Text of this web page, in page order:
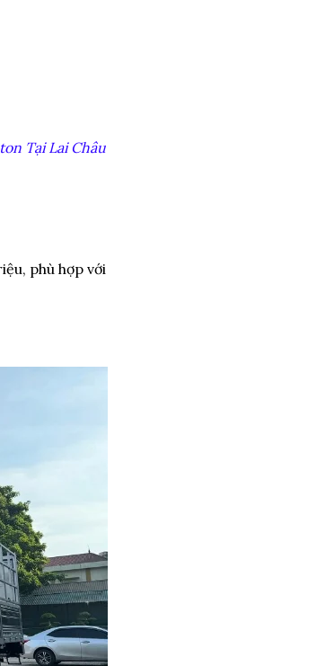
Tại Lai Châu
phù hợp với